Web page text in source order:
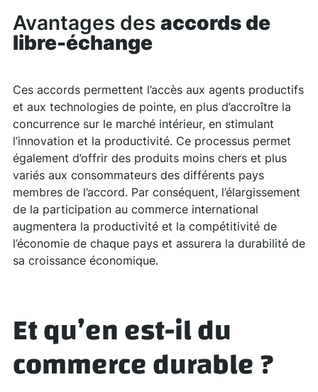
Avantages des accords de
libre-échange
Ces accords permettent l’accès aux agents productifs
et aux technologies de pointe, en plus d’accroître la
concurrence sur le marché intérieur, en stimulant
l’innovation et la productivité. Ce processus permet
également d’offrir des produits moins chers et plus
variés aux consommateurs des différents pays
membres de l’accord. Par conséquent, l’élargissement
de la participation au commerce international
augmentera la productivité et la compétitivité de
l’économie de chaque pays et assurera la durabilité de
sa croissance économique.
Et qu’en est-il du
commerce durable ?